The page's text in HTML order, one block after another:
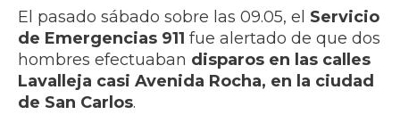
El pasado sábado sobre las 09.05, el Servicio
de Emergencias 911 fue alertado de que dos
hombres efectuaban disparos en las calles
Lavalleja casi Avenida Rocha, en la ciudad
de San Carlos.